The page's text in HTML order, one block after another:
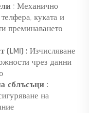
: Механично
куката и
преминаването
(LMI) : Изчисляване
чрез данни
сблъсъци :
на